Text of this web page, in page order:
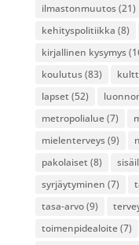
ilmastonmuutos(21)
kehityspolitiikka (8)
kirjallinen kysymys
koulutus(83)
lapset (52)
metropolialue(7)
mielenterveys(9)
pakolaiset (8)
syrjäytyminen (7)
tasa-arvo(9)
toimenpidealoite(7)